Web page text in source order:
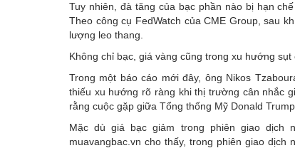
Tuy nhiên, đà tăng của bạc phần nào bị hạn
Theo công cụ FedWatch của CME Group, sau
lượng leo thang.
Không chỉ bạc, giá vàng cũng trong xu hướng
Trong một báo cáo mới đây, ông Nikos
thiếu xu hướng rõ ràng khi thị trường cân nhắc
rằng cuộc gặp giữa Tổng thống Mỹ Donald
Mặc dù giá bạc giảm trong phiên giao
muavangbac.vn cho thấy, trong phiên giao dịch